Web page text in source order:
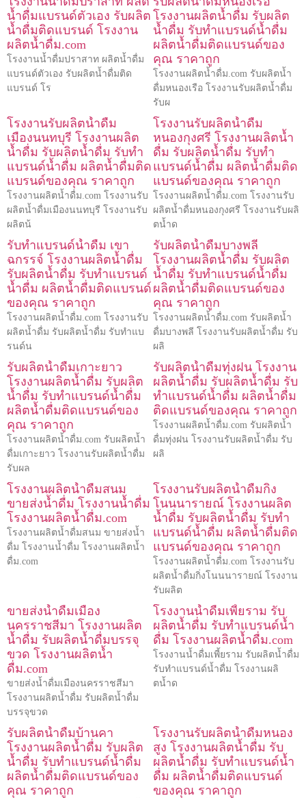
น้ำดื่มแบรนด์ตัวเอง รับผลิต
น้ำดื่มติดแบรนด์ โรงงาน
ผลิตน้ำดื่ม.com
โรงงานน้ำดื่มปราสาท ผลิตน้ำดื่ม
แบรนด์ตัวเอง รับผลิตน้ำดื่มติด
แบรนด์ โร
โรงงานผลิตน้ำดื่ม รับผลิต
น้ำดื่ม รับทำแบรนด์น้ำดื่ม
ผลิตน้ำดื่มติดแบรนด์ของ
คุณ ราคาถูก
โรงงานผลิตน้ำดื่ม.com รับผลิตน้ำ
ดื่มหนองเรือ โรงงานรับผลิตน้ำดื่ม
รับผ
โรงงานรับผลิตน้ำดื่ม
เมืองนนทบุรี โรงงานผลิต
น้ำดื่ม รับผลิตน้ำดื่ม รับทำ
แบรนด์น้ำดื่ม ผลิตน้ำดื่มติด
แบรนด์ของคุณ ราคาถูก
โรงงานผลิตน้ำดื่ม.com โรงงานรับ
ผลิตน้ำดื่มเมืองนนทบุรี โรงงานรับ
ผลิตน้
โรงงานรับผลิตน้ำดื่ม
หนองกุงศรี โรงงานผลิตน้ำ
ดื่ม รับผลิตน้ำดื่ม รับทำ
แบรนด์น้ำดื่ม ผลิตน้ำดื่มติด
แบรนด์ของคุณ ราคาถูก
โรงงานผลิตน้ำดื่ม.com โรงงานรับ
ผลิตน้ำดื่มหนองกุงศรี โรงงานรับผลิ
ตน้ำด
รับทำแบรนด์น้ำดื่ม เขา
ฉกรรจ์ โรงงานผลิตน้ำดื่ม
รับผลิตน้ำดื่ม รับทำแบรนด์
น้ำดื่ม ผลิตน้ำดื่มติดแบรนด์
ของคุณ ราคาถูก
โรงงานผลิตน้ำดื่ม.com โรงงานรับ
ผลิตน้ำดื่ม รับผลิตน้ำดื่ม รับทำแบ
รนด์น
รับผลิตน้ำดื่มบางพลี
โรงงานผลิตน้ำดื่ม รับผลิต
น้ำดื่ม รับทำแบรนด์น้ำดื่ม
ผลิตน้ำดื่มติดแบรนด์ของ
คุณ ราคาถูก
โรงงานผลิตน้ำดื่ม.com รับผลิตน้ำ
ดื่มบางพลี โรงงานรับผลิตน้ำดื่ม รับ
ผลิ
รับผลิตน้ำดื่มเกาะยาว
โรงงานผลิตน้ำดื่ม รับผลิต
น้ำดื่ม รับทำแบรนด์น้ำดื่ม
ผลิตน้ำดื่มติดแบรนด์ของ
คุณ ราคาถูก
โรงงานผลิตน้ำดื่ม.com รับผลิตน้ำ
ดื่มเกาะยาว โรงงานรับผลิตน้ำดื่ม
รับผล
รับผลิตน้ำดื่มทุ่งฝน โรงงาน
ผลิตน้ำดื่ม รับผลิตน้ำดื่ม รับ
ทำแบรนด์น้ำดื่ม ผลิตน้ำดื่ม
ติดแบรนด์ของคุณ ราคาถูก
โรงงานผลิตน้ำดื่ม.com รับผลิตน้ำ
ดื่มทุ่งฝน โรงงานรับผลิตน้ำดื่ม รับ
ผลิ
โรงงานผลิตน้ำดื่มสนม
ขายส่งน้ำดื่ม โรงงานน้ำดื่ม
โรงงานผลิตน้ำดื่ม.com
โรงงานผลิตน้ำดื่มสนม ขายส่งน้ำ
ดื่ม โรงงานน้ำดื่ม โรงงานผลิตน้ำ
ดื่ม.com
โรงงานรับผลิตน้ำดื่มกิ่ง
โนนนารายณ์ โรงงานผลิต
น้ำดื่ม รับผลิตน้ำดื่ม รับทำ
แบรนด์น้ำดื่ม ผลิตน้ำดื่มติด
แบรนด์ของคุณ ราคาถูก
โรงงานผลิตน้ำดื่ม.com โรงงานรับ
ผลิตน้ำดื่มกิ่งโนนนารายณ์ โรงงาน
รับผลิต
ขายส่งน้ำดื่มเมือง
นครราชสีมา โรงงานผลิต
น้ำดื่ม รับผลิตน้ำดื่มบรรจุ
ขวด โรงงานผลิตน้ำ
ดื่ม.com
ขายส่งน้ำดื่มเมืองนครราชสีมา
โรงงานผลิตน้ำดื่ม รับผลิตน้ำดื่ม
บรรจุขวด
โรงงานน้ำดื่มเพี้ยราม รับ
ผลิตน้ำดื่ม รับทำแบรนด์น้ำ
ดื่ม โรงงานผลิตน้ำดื่ม.com
โรงงานน้ำดื่มเพี้ยราม รับผลิตน้ำดื่ม
รับทำแบรนด์น้ำดื่ม โรงงานผลิ
ตน้ำด
รับผลิตน้ำดื่มบ้านคา
โรงงานผลิตน้ำดื่ม รับผลิต
น้ำดื่ม รับทำแบรนด์น้ำดื่ม
ผลิตน้ำดื่มติดแบรนด์ของ
คุณ ราคาถูก
โรงงานรับผลิตน้ำดื่มหนอง
สูง โรงงานผลิตน้ำดื่ม รับ
ผลิตน้ำดื่ม รับทำแบรนด์น้ำ
ดื่ม ผลิตน้ำดื่มติดแบรนด์
ของคุณ ราคาถูก